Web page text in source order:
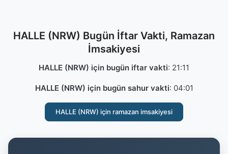
HALLE (NRW) Bugün İftar Vakti, Ramazan
İmsakiyesi
HALLE (NRW) için bugün iftar vakti: 21:11
HALLE (NRW) için bugün sahur vakti: 04:01
HALLE (NRW) için ramazan imsakiyesi